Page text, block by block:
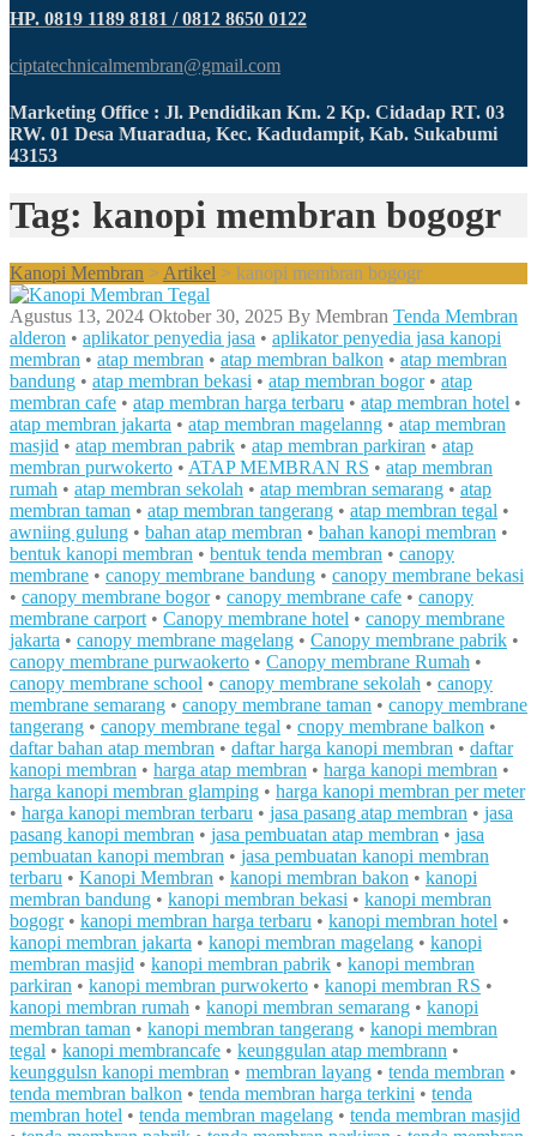
HP. 0819 1189 8181 / 0812 8650 0122
ciptatechnicalmembran@gmail.com
Marketing Office : Jl. Pendidikan Km. 2 Kp. Cidadap RT. 03
RW. 01 Desa Muaradua, Kec. Kadudampit, Kab. Sukabumi
43153
Tag: kanopi membran bogogr
Kanopi Membran > Artikel > kanopi membran bogogr
Agustus 13, 2024 Oktober 30, 2025 By Membran Tenda Membran
alderon • aplikator penyedia jasa • aplikator penyedia jasa kanopi
membran • atap membran • atap membran balkon • atap membran
bandung • atap membran bekasi • atap membran bogor• atap
membran cafe • atap membran harga terbaru • atap membran hotel •
atap membran jakarta • atap membran magelanng • atap membran
masjid • atap membran pabrik • atap membran parkiran • atap
membran purwokerto • ATAP MEMBRAN RS • atap membran
rumah • atap membran sekolah • atap membran semarang • atap
membran taman • atap membran tangerang • atap membran tegal •
awniing gulung • bahan atap membran • bahan kanopi membran •
bentuk kanopi membran • bentuk tenda membran • canopy
membrane • canopy membrane bandung • canopy membrane bekasi
• canopy membrane bogor• canopy membrane cafe • canopy
membrane carport • Canopy membrane hotel • canopy membrane
jakarta • canopy membrane magelang • Canopy membrane pabrik •
canopy membrane purwaokerto • Canopy membrane Rumah •
canopy membrane school • canopy membrane sekolah • canopy
membrane semarang • canopy membrane taman • canopy membrane
tangerang • canopy membrane tegal • cnopy membrane balkon •
daftar bahan atap membran • daftar harga kanopi membran • daftar
kanopi membran • harga atap membran • harga kanopi membran •
harga kanopi membran glamping • harga kanopi membran per meter
• harga kanopi membran terbaru • jasa pasang atap membran • jasa
pasang kanopi membran • jasa pembuatan atap membran • jasa
pembuatan kanopi membran • jasa pembuatan kanopi membran
terbaru • Kanopi Membran • kanopi membran bakon • kanopi
membran bandung • kanopi membran bekasi • kanopi membran
bogogr• kanopi membran harga terbaru • kanopi membran hotel •
kanopi membran jakarta • kanopi membran magelang • kanopi
membran masjid • kanopi membran pabrik • kanopi membran
parkiran • kanopi membran purwokerto • kanopi membran RS •
kanopi membran rumah • kanopi membran semarang • kanopi
membran taman • kanopi membran tangerang • kanopi membran
tegal • kanopi membrancafe • keunggulan atap membrann •
keunggulsn kanopi membran • membran layang • tenda membran •
tenda membran balkon • tenda membran harga terkini • tenda
membran hotel • tenda membran magelang • tenda membran masjid